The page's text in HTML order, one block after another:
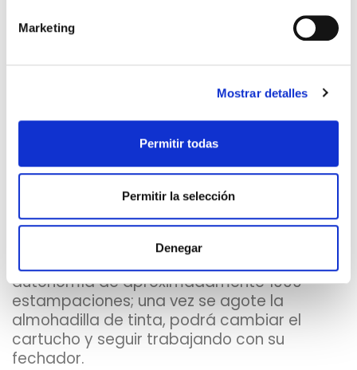
Marketing
Mostrar detalles
Permitir todas
Permitir la selección
Denegar
estampaciones sean precisas, definidas y
perfectas.
El sello fechador le permite estampar de
una sola vez, el texto y/o logotipo que
desee con la fecha escogida. El fechador
tiene unas ruedas dentadas que le
permiten de forma manual, girar la rueda
hasta posicionar la fecha deseada que se
va a marcar. Los fechadores tienen una
validez de 12 años que son los años
disponibles para marcar con el fechador,
La tinta que contiene el fechador, tiene una
autonomía de aproximadamente 1000
estampaciones; una vez se agote la
almohadilla de tinta, podrá cambiar el
cartucho y seguir trabajando con su
fechador.